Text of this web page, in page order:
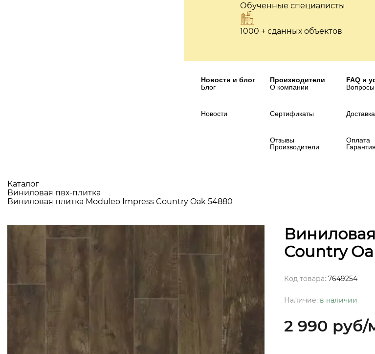
Обученные специалисты
1000 + сданных объектов
Новости и блог
Блог
Новости
Производители
О компании
Сертификаты
Отзывы
Производители
FAQ и
Доставка
Оплата
Гарантия
Каталог
Виниловая пвх-плитка
Виниловая плитка Moduleo Impress Country Oak 54880
Country
Код товара: 7649254
Наличие: в наличии
2 990 руб/